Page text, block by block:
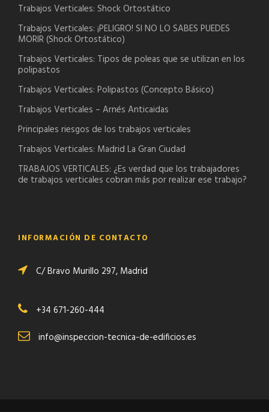
Trabajos Verticales: Shock Ortostático
Trabajos Verticales: ¡PELIGRO! SI NO LO SABES PUEDES
MORIR (Shock Ortostático)
Trabajos Verticales: Tipos de poleas que se utilizan en los
polipastos
Trabajos Verticales: Polipastos (Concepto Básico)
Trabajos Verticales – Arnés Anticaidas
Principales riesgos de los trabajos verticales
Trabajos Verticales: Madrid La Gran Ciudad
TRABAJOS VERTICALES: ¿Es verdad que los trabajadores
de trabajos verticales cobran más por realizar ese trabajo?
INFORMACIÓN DE CONTACTO
C/ Bravo Murillo 297, Madrid
+34 671-260-444
info@inspeccion-tecnica-de-edificios.es